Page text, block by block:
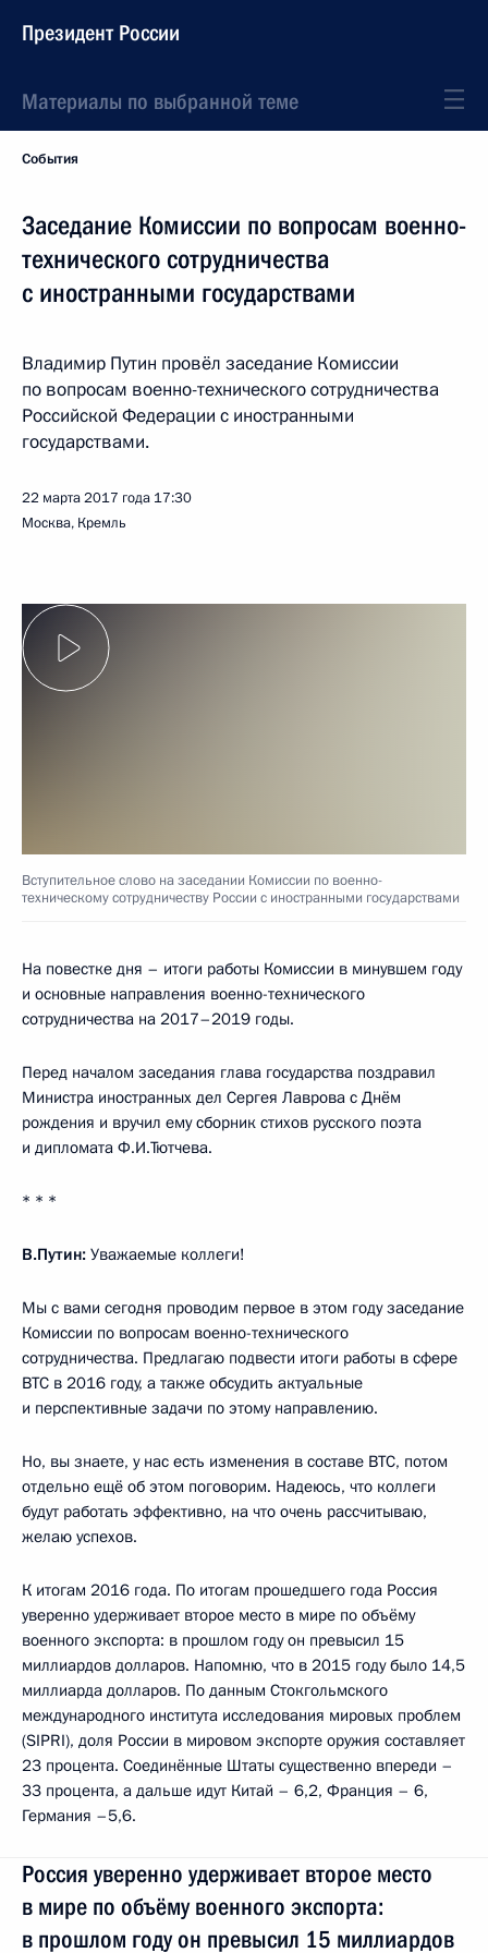
Президент России
Материалы по выбранной теме
События
Заседание Комиссии по вопросам военно-
технического сотрудничества
с иностранными государствами
Владимир Путин провёл заседание Комиссии
по вопросам военно-технического сотрудничества
Российской Федерации с иностранными
государствами.
22 марта 2017 года 17:30
Москва, Кремль
Вступительное слово на заседании Комиссии по военно-
техническому сотрудничеству России с иностранными государствами
На повестке дня – итоги работы Комиссии в минувшем году
и основные направления военно-технического
сотрудничества на 2017–2019 годы.
Перед началом заседания глава государства поздравил
Министра иностранных дел Сергея Лаврова с Днём
рождения и вручил ему сборник стихов русского поэта
и дипломата Ф.И.Тютчева.
* * *
В.Путин: Уважаемые коллеги!
Мы с вами сегодня проводим первое в этом году заседание
Комиссии по вопросам военно-технического
сотрудничества. Предлагаю подвести итоги работы в сфере
ВТС в 2016 году, а также обсудить актуальные
и перспективные задачи по этому направлению.
Но, вы знаете, у нас есть изменения в составе ВТС, потом
отдельно ещё об этом поговорим. Надеюсь, что коллеги
будут работать эффективно, на что очень рассчитываю,
желаю успехов.
К итогам 2016 года. По итогам прошедшего года Россия
уверенно удерживает второе место в мире по объёму
военного экспорта: в прошлом году он превысил 15
миллиардов долларов. Напомню, что в 2015 году было 14,5
миллиарда долларов. По данным Стокгольмского
международного института исследования мировых проблем
(SIPRI), доля России в мировом экспорте оружия составляет
23 процента. Соединённые Штаты существенно впереди –
33 процента, а дальше идут Китай – 6,2, Франция – 6,
Германия –5,6.
Россия уверенно удерживает второе место
в мире по объёму военного экспорта:
в прошлом году он превысил 15 миллиардов